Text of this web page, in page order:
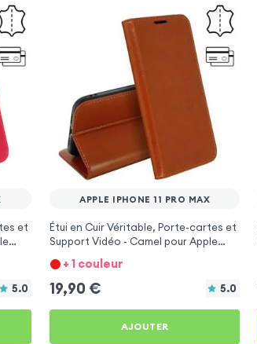
et
5.0
APPLE IPHONE 11 PRO MAX
Étui en Cuir Véritable, Porte-cartes et
Support Vidéo - Camel pour Apple
iPhone 11 Pro Max
+ 1 couleur
19,90 € 5.0
AJOUTER